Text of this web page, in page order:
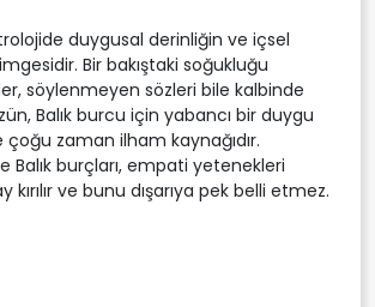
duygusal derinliğin ve içsel
Bir bakıştaki soğukluğu
söylenmeyen sözleri bile kalbinde
Balık burcu için yabancı bir duygu
çoğu zaman ilham kaynağıdır.
Balık burçları, empati yetenekleri
kırılır ve bunu dışarıya pek belli etmez.